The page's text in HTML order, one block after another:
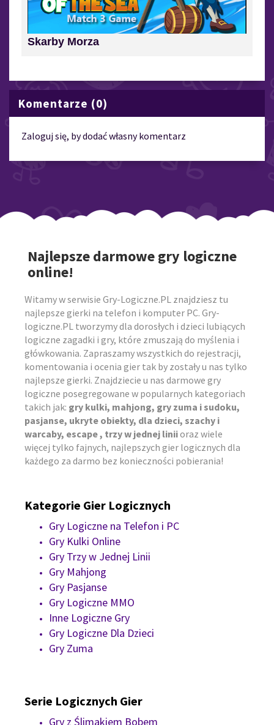
Skarby Morza
Komentarze (0)
Zaloguj się, by dodać własny komentarz
Najlepsze darmowe gry logiczne
online!
Witamy w serwisie Gry-Logiczne.PL znajdziesz tu
najlepsze gierki na telefon i komputer PC. Gry-
logiczne.PL tworzymy dla dorosłych i dzieci lubiących
logiczne zagadki i gry, które zmuszają do myślenia i
główkowania. Zapraszamy wszystkich do rejestracji,
komentowania i ocenia gier tak by zostały u nas tylko
najlepsze gierki. Znajdziecie u nas darmowe gry
logiczne posegregowane w popularnych kategoriach
takich jak: gry kulki, mahjong, gry zuma i sudoku,
pasjanse, ukryte obiekty, dla dzieci, szachy i
warcaby, escape , trzy w jednej liniioraz wiele
więcej tylko fajnych, najlepszych gier logicznych dla
każdego za darmo bez konieczności pobierania!
Kategorie Gier Logicznych
Gry Logiczne na Telefon i PC
Gry Kulki Online
Gry Trzy w Jednej Linii
Gry Mahjong
Gry Pasjanse
Gry Logiczne MMO
Inne Logiczne Gry
Gry Logiczne Dla Dzieci
Gry Zuma
Serie Logicznych Gier
Gry z Ślimakiem Bobem